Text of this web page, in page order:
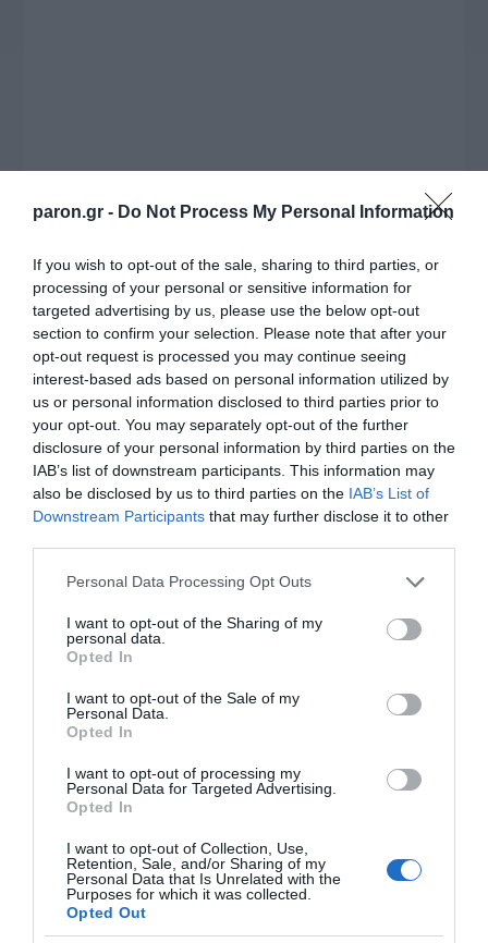
paron.gr - Do Not Process My Personal Information
If you wish to opt-out of the sale, sharing to third parties, or
processing of your personal or sensitive information for
targeted advertising by us, please use the below opt-out
section to confirm your selection. Please note that after your
opt-out request is processed you may continue seeing
interest-based ads based on personal information utilized by
us or personal information disclosed to third parties prior to
your opt-out. You may separately opt-out of the further
disclosure of your personal information by third parties on the
IAB’s list of downstream participants. This information may
also be disclosed by us to third parties on the IAB’s List of
Downstream Participants that may further disclose it to other
Please note that this website/app uses one or more Google
not limited to your visit or usage behaviour. You may click to
grant or deny consent to Google and its third-party tags to
use your data for below specified purposes in below Google
consent section.
Personal Data Processing Opt Outs
I want to opt-out of the Sharing of my
personal data.
Opted In
I want to opt-out of the Sale of my
Personal Data.
Opted In
I want to opt-out of processing my
Personal Data for Targeted Advertising.
Opted In
I want to opt-out of Collection, Use,
Retention, Sale, and/or Sharing of my
Personal Data that Is Unrelated with the
Purposes for which it was collected.
Opted Out
Η ΣΤΗΛΗ ΜΑΣ
Οι άνθρωποι, οι αυθεντικές ιστορίες,
το ελληνικό καλοκαίρι και ένας
πολιτισμός που μας ενώνει κάθε μέρα.
ΌΣΑ ΧΡΕΙΆΖΕΣΑΙ
ΓΙΑ ΤΟ ΚΑΛΟΚΑΊΡΙ ΣΟΥ →